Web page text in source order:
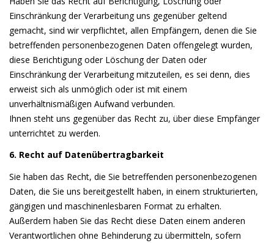
Einschränkung der Verarbeitung uns gegenüber geltend
gemacht, sind wir verpflichtet, allen Empfängern, denen die Sie
betreffenden personenbezogenen Daten offengelegt wurden,
diese Berichtigung oder Löschung der Daten oder
Einschränkung der Verarbeitung mitzuteilen, es sei denn, dies
erweist sich als unmöglich oder ist mit einem
unverhältnismäßigen Aufwand verbunden.
Ihnen steht uns gegenüber das Recht zu, über diese Empfänger
unterrichtet zu werden.
6. Recht auf Datenübertragbarkeit
Sie haben das Recht, die Sie betreffenden personenbezogenen
Daten, die Sie uns bereitgestellt haben, in einem strukturierten,
gängigen und maschinenlesbaren Format zu erhalten.
Außerdem haben Sie das Recht diese Daten einem anderen
Verantwortlichen ohne Behinderung zu übermitteln, sofern